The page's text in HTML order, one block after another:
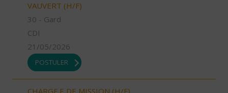
VAUVERT (H/F)
30 - Gard
CDI
21/05/2026
POSTULER
CHARGE.E DE MISSION (H/F)